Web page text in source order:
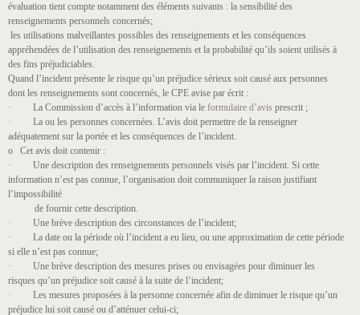
évaluation tient compte notamment des éléments suivants : la sensibilité des
renseignements personnels concernés;
les utilisations malveillantes possibles des renseignements et les conséquences
appréhendées de l’utilisation des renseignements et la probabilité qu’ils soient utilisés à
des fins préjudiciables.
Quand l’incident présente le risque qu’un préjudice sérieux soit causé aux personnes
dont les renseignements sont concernés, le CPE avise par écrit :
· La Commission d’accès à l’information via le formulaire d’avis prescrit ;
· La ou les personnes concernées. L’avis doit permettre de la renseigner
adéquatement sur la portée et les conséquences de l’incident.
o Cet avis doit contenir :
· Une description des renseignements personnels visés par l’incident. Si cette
information n’est pas connue, l’organisation doit communiquer la raison justifiant
l’impossibilité
de fournir cette description.
· Une brève description des circonstances de l’incident;
· La date ou la période où l’incident a eu lieu, ou une approximation de cette période
si elle n’est pas connue;
· Une brève description des mesures prises ou envisagées pour diminuer les
risques qu’un préjudice soit causé à la suite de l’incident;
· Les mesures proposées à la personne concernée afin de diminuer le risque qu’un
préjudice lui soit causé ou d’atténuer celui-ci;